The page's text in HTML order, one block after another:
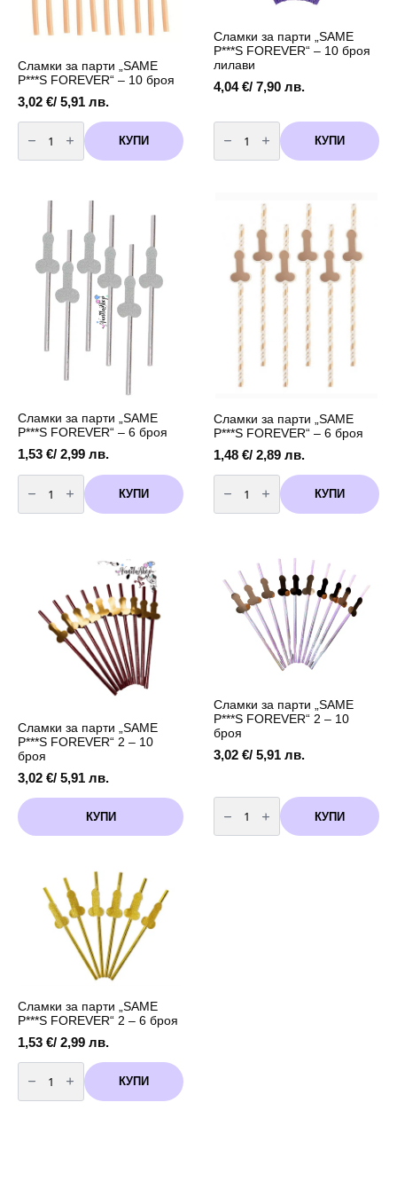
Сламки за парти „SAME
P***S FOREVER“ – 10 броя
3,02 €/ 5,91 лв.
количество
за
Сламки
за
FOREVER"
броя
КУПИ
Сламки за парти „SAME
P***S FOREVER“ – 10 броя
лилави
4,04€/ 7,90 лв.
количество
за
Сламки
за
FOREVER"
броя
лилави
КУПИ
Сламки за парти „SAME
P***S FOREVER“ – 6 броя
1,53 €/ 2,99 лв.
количество
за
Сламки
за
КУПИ
Сламки за парти „SAME
P***S FOREVER“ – 6 броя
1,48 €/ 2,89 лв.
количество
за
Сламки
за
броя
КУПИ
Сламки за парти „SAME
P***S FOREVER“ 2 – 10
броя
3,02 €/ 5,91 лв.
КУПИ
Сламки за парти „SAME
P***S FOREVER“ 2 – 10
броя
3,02 €/ 5,91 лв.
количество
за
Сламки
за
КУПИ
Сламки за парти „SAME
P***S FOREVER“ 2 – 6 броя
1,53 €/ 2,99 лв.
количество
за
Сламки
за
КУПИ